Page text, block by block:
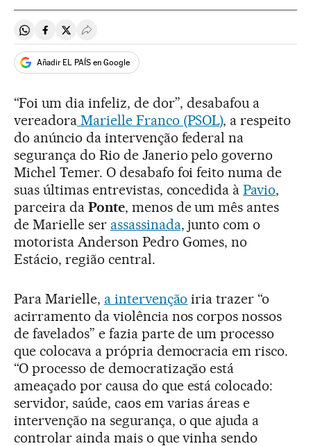
Compartir en Whatsapp
Compartir en Facebook
Compartir en Twitter
Desplegar Redes Sociales
Añadir EL PAÍS en Google
“Foi um dia infeliz, de dor”, desabafou a
vereadoraMarielle Franco (PSOL), a respeito
do anúncio da intervenção federal na
segurança do Rio de Janerio pelo governo
Michel Temer. O desabafo foi feito numa de
suas últimas entrevistas, concedida àPavio,
parceira da Ponte, menos de um mês antes
de Marielle ser assassinada, junto com o
motorista Anderson Pedro Gomes, no
Estácio, região central.
Para Marielle, a intervenção iria trazer “o
acirramento da violência nos corpos nossos
de favelados” e fazia parte de um processo
que colocava a própria democracia em risco.
“O processo de democratização está
ameaçado por causa do que está colocado:
servidor, saúde, caos em varias áreas e
intervenção na segurança, o que ajuda a
controlar ainda mais o que vinha sendo